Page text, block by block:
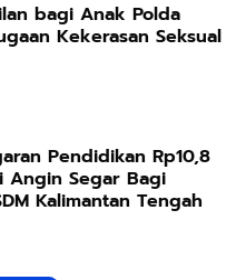
bagi Anak Polda
Kekerasan Seksual
Pendidikan Rp10,8
Angin Segar Bagi
Kalimantan Tengah